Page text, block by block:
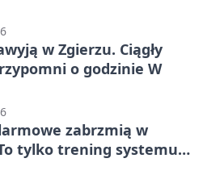
w Zgierzu. Ciągły
o godzinie W
zabrzmią w
tylko trening systemu